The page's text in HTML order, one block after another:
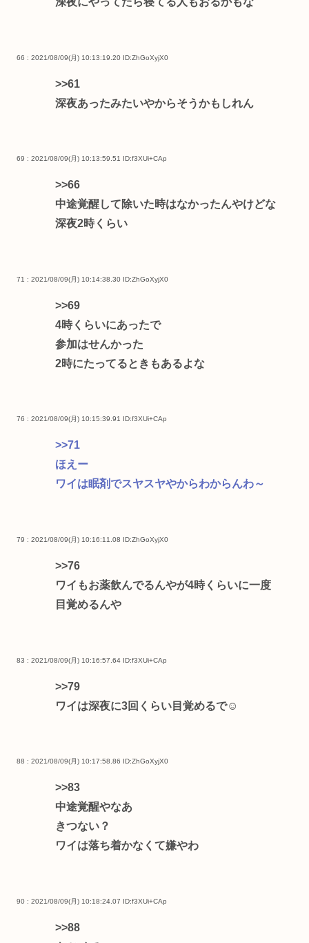
66 : 2021/08/09(月) 10:13:19.20 ID:ZhGoXyjX0
>>61
深夜あったみたいやからそうかもしれん
69 : 2021/08/09(月) 10:13:59.51 ID:f3XUi+CAp
>>66
中途覚醒して除いた時はなかったんやけどな
深夜2時くらい
71 : 2021/08/09(月) 10:14:38.30 ID:ZhGoXyjX0
>>69
4時くらいにあったで
参加はせんかった
2時にたってるときもあるよな
76 : 2021/08/09(月) 10:15:39.91 ID:f3XUi+CAp
>>71
ほえー
ワイは眠剤でスヤスヤやからわからんわ～
79 : 2021/08/09(月) 10:16:11.08 ID:ZhGoXyjX0
>>76
ワイもお薬飲んでるんやが4時くらいに一度
目覚めるんや
83 : 2021/08/09(月) 10:16:57.64 ID:f3XUi+CAp
>>79
ワイは深夜に3回くらい目覚めるで☺
88 : 2021/08/09(月) 10:17:58.86 ID:ZhGoXyjX0
>>83
中途覚醒やなあ
きつない？
ワイは落ち着かなくて嫌やわ
90 : 2021/08/09(月) 10:18:24.07 ID:f3XUi+CAp
>>88